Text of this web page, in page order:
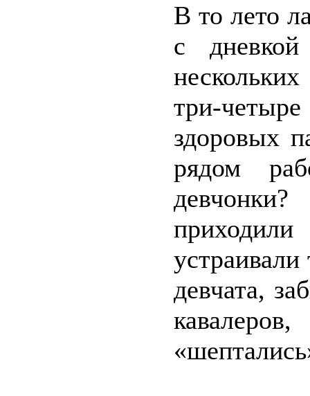
В то лето
с
три-
здоровых
рядом
девчата,